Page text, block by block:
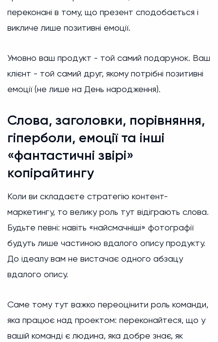
переконані в тому, що презент сподобається і
викличе лише позитивні емоції.
Умовно ваш продукт - той самий подарунок. Ваш
клієнт - той самий друг, якому потрібні позитивні
емоції (не лише на День народження).
Слова, заголовки, порівняння,
гіперболи, емоції та інші
«фантастичні звірі»
копірайтингу
Коли ви складаєте стратегію контент-
маркетингу, то велику роль тут відіграють слова.
Будьте певні: навіть «найсмачніші» фотографії
будуть лише частиною вдалого опису продукту.
До ідеалу вам не вистачає одного абзацу
вдалого опису.
Саме тому тут важко переоцінити роль команди,
яка працює над проектом: переконайтеся, що у
вашій команді є людина, яка добре знає, як